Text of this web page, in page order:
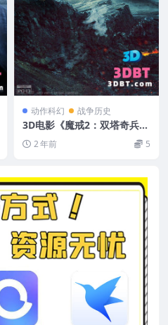
动作科幻 战争历史
3D电影《魔戒2：双塔奇兵》
3D左右格式 高清4K 网盘下
载 VR电影3D版
2 年前 5